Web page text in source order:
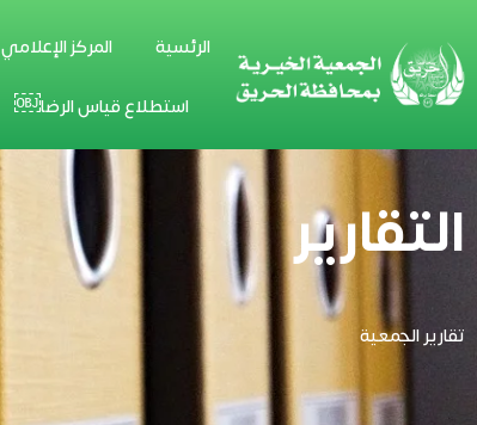
إلى
المحتوى
الرئسية المركز الإعلامي
استطلاع قياس الرضا￼
التقارير
تقارير الجمعية